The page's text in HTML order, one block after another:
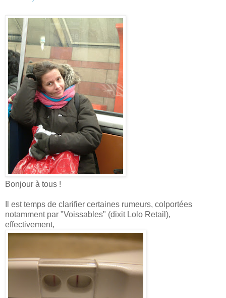
Bonjour à tous !
Il est temps de clarifier certaines rumeurs, colportées
notamment par "Voissables" (dixit Lolo Retail),
effectivement,